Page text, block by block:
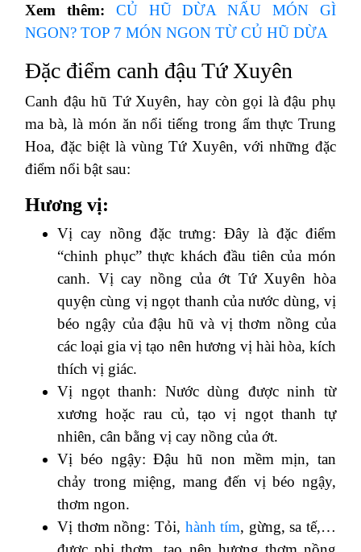
Xem thêm: CỦ HŨ DỪA NẤU MÓN GÌ
NGON? TOP 7 MÓN NGON TỪ CỦ HŨ DỪA
Đặc điểm canh đậu Tứ Xuyên
Canh đậu hũ Tứ Xuyên, hay còn gọi là đậu phụ
ma bà, là món ăn nổi tiếng trong ẩm thực Trung
Hoa, đặc biệt là vùng Tứ Xuyên, với những đặc
điểm nổi bật sau:
Hương vị:
Vị cay nồng đặc trưng: Đây là đặc điểm
“chinh phục” thực khách đầu tiên của món
canh. Vị cay nồng của ớt Tứ Xuyên hòa
quyện cùng vị ngọt thanh của nước dùng, vị
béo ngậy của đậu hũ và vị thơm nồng của
các loại gia vị tạo nên hương vị hài hòa, kích
thích vị giác.
Vị ngọt thanh: Nước dùng được ninh từ
xương hoặc rau củ, tạo vị ngọt thanh tự
nhiên, cân bằng vị cay nồng của ớt.
Vị béo ngậy: Đậu hũ non mềm mịn, tan
chảy trong miệng, mang đến vị béo ngậy,
thơm ngon.
Vị thơm nồng: Tỏi, hành tím, gừng, sa tế,…